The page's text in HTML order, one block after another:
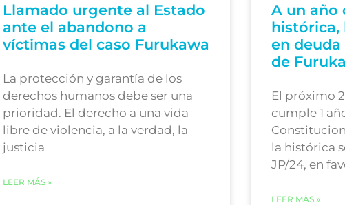
Llamado urgente al Estado
ante el abandono a
víctimas del caso Furukawa
La protección y garantía de los
derechos humanos debe ser una
prioridad. El derecho a una vida
libre de violencia, a la verdad, la
justicia
LEER MÁS »
A un año
histórica,
en
de
El próximo
cumple 1
la histórica
JP/24, en
LEER MÁS »